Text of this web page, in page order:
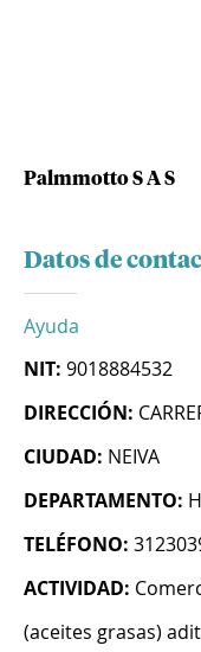
Palmmotto S A S
Datos de
Ayuda
NIT: 9018884532
DIRECCIÓN:
CIUDAD: NEIVA
DEPARTAMENTO:
TELÉFONO:
ACTIVIDAD:
(aceites grasas)